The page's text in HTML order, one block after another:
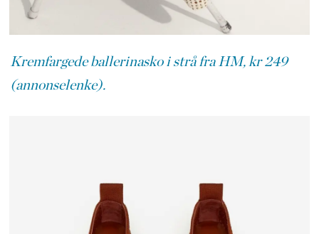
Kremfargede ballerinasko i strå fra HM, kr 249
(annonselenke).